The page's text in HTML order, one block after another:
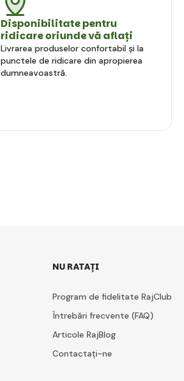
Disponibilitate pentru
ridicare oriunde vă aflați
Livrarea produselor confortabil și la
punctele de ridicare din apropierea
dumneavoastră.
NU RATAȚI
Program de fidelitate RajClub
Întrebări frecvente (FAQ)
Articole RajBlog
Contactați-ne